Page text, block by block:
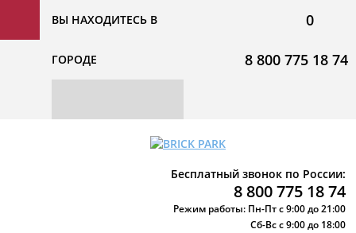
ВЫ НАХОДИТЕСЬ В
ГОРОДЕ
0
8 800 775 18 74
Бесплатный звонок по России:
8 800 775 18 74
Режим работы: Пн-Пт с 9:00 до 21:00
Сб-Вс с 9:00 до 18:00